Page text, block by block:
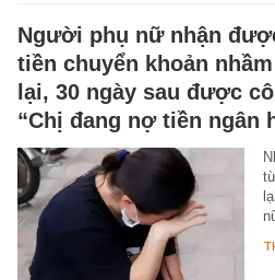
Người phụ nữ nhận
tiền chuyển khoản
lại, 30 ngày sau được
“Chị đang nợ tiền ngân